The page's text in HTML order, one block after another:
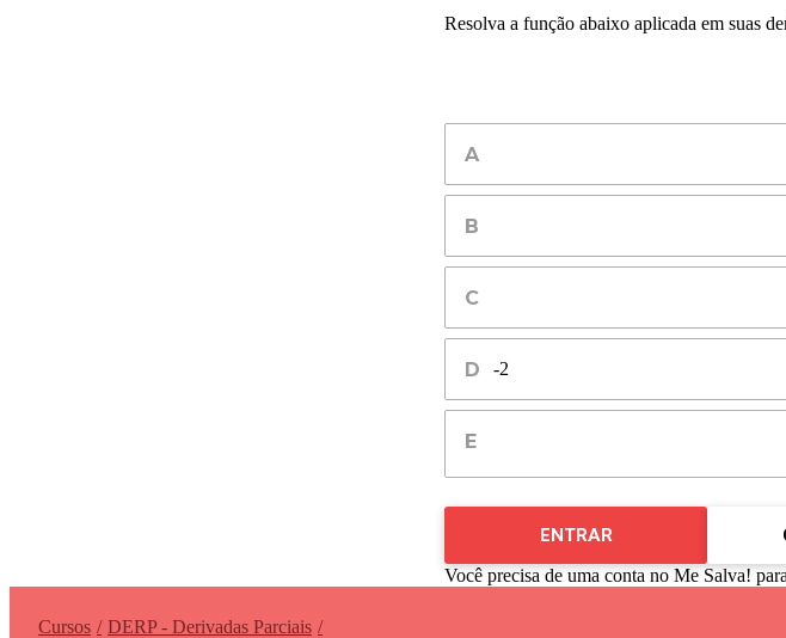
Resolva a função abaixo aplicada em suas
-2
ENTRAR
Você precisa de uma conta no Me Salva!
Cursos DERP - Derivadas Parciais